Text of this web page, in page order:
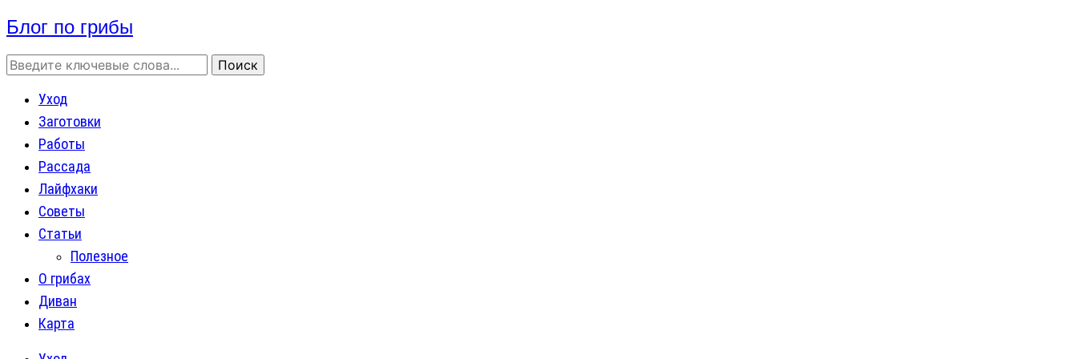
Блог по грибы
Уход
Заготовки
Работы
Рассада
Лайфхаки
Советы
Статьи
Полезное
О грибах
Диван
Карта